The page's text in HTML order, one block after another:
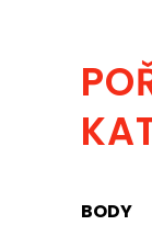
BODY